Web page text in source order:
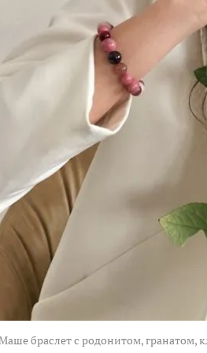
браслет с родонитом, гранатом,